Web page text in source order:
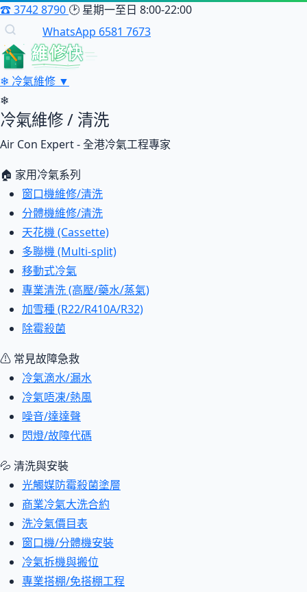
☎3742 8790 🕑 星期一至日 8:00-22:00
WhatsApp 6581 7673
維修快
❄ 冷氣維修 ▼
❄
冷氣維修 / 清洗
Air Con Expert - 全港冷氣工程專家
🏠 家用冷氣系列
窗口機維修/清洗
分體機維修/清洗
天花機 (Cassette)
多聯機 (Multi-split)
移動式冷氣
專業清洗 (高壓/藥水/蒸氣)
加雪種 (R22/R410A/R32)
除霉殺菌
⚠ 常見故障急救
冷氣滴水/漏水
冷氣唔凍/熱風
噪音/達達聲
閃燈/故障代碼
💦 清洗與安裝
光觸媒防霉殺菌塗層
商業冷氣大洗合約
洗冷氣價目表
窗口機/分體機安裝
冷氣拆機與搬位
專業搭棚/免搭棚工程